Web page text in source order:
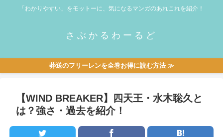
「わかりやすい」をモットーに、気になるマンガのあれこれを紹介！
さぶかるわーるど
葬送のフリーレンを全巻お得に読む方法 ≫
【WIND BREAKER】四天王・水木聡久と
は？強さ・過去を紹介！